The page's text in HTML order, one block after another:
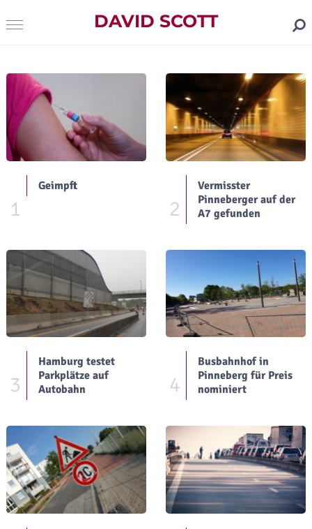
DAVID SCOTT
1
Geimpft
2
Vermisster
Pinneberger auf der
A7 gefunden
3
Hamburg testet
Parkplätze auf
Autobahn
4
Busbahnhof in
Pinneberg für Preis
nominiert